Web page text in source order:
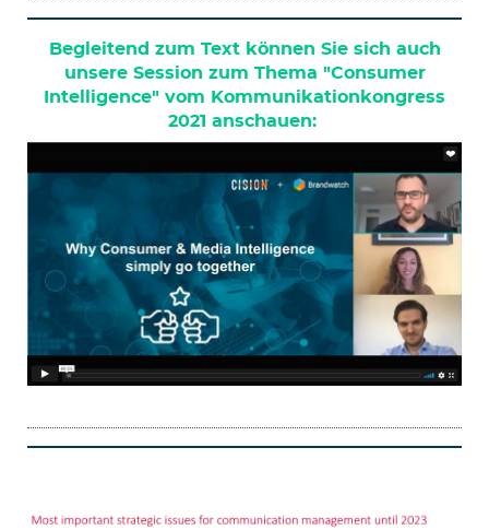
Begleitend zum Text können Sie sich auch
unsere Session zum Thema "Consumer
Intelligence" vom Kommunikationkongress
2021 anschauen: